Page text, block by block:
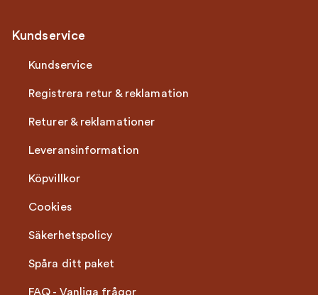
Kundservice
Kundservice
Registrera retur & reklamation
Returer & reklamationer
Leveransinformation
Köpvillkor
Cookies
Säkerhetspolicy
Spåra ditt paket
FAQ - Vanliga frågor